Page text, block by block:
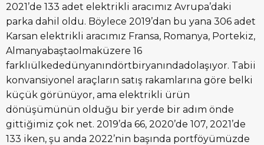
2021’de 133 adet elektrikli aracımız Avrupa’daki
parka dahil oldu. Böylece 2019’dan bu yana 306 adet
Karsan elektrikli aracımız Fransa, Romanya, Portekiz,
Almanyabaştaolmaküzere 16
farklıülkededünyanındörtbiryanındadolaşıyor. Tabii
konvansiyonel araçların satış rakamlarına göre belki
küçük görünüyor, ama elektrikli ürün
dönüşümünün olduğu bir yerde bir adım önde
gittiğimiz çok net. 2019’da 66, 2020’de 107, 2021’de
133 iken, şu anda 2022’nin başında portföyümüzde